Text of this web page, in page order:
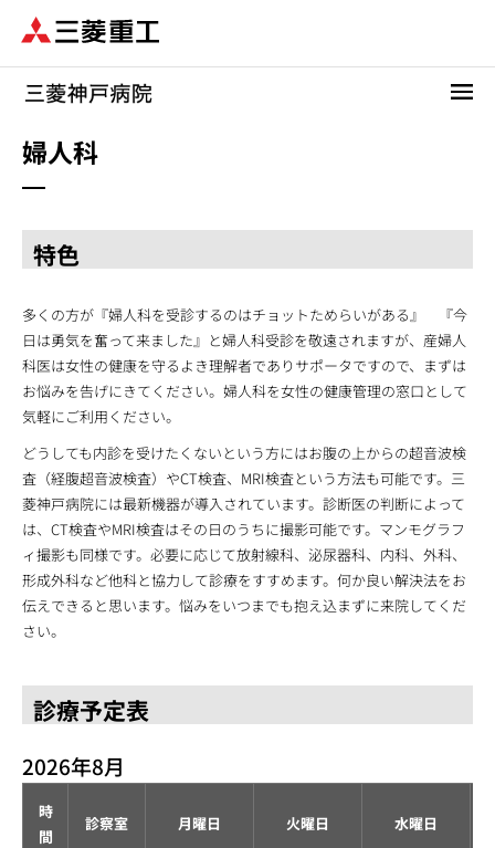
ン
婦人科
特色
多くの方が『婦人科を受診するのはチョットためらいがある』 『今
日は勇気を奮って来ました』と婦人科受診を敬遠されますが、産婦人
科医は女性の健康を守るよき理解者でありサポータですので、まずは
お悩みを告げにきてください。婦人科を女性の健康管理の窓口として
気軽にご利用ください。
どうしても内診を受けたくないという方にはお腹の上からの超音波検
査（経腹超音波検査）やCT検査、MRI検査という方法も可能です。三
菱神戸病院には最新機器が導入されています。診断医の判断によって
は、CT検査やMRI検査はその日のうちに撮影可能です。マンモグラフ
ィ撮影も同様です。必要に応じて放射線科、泌尿器科、内科、外科、
形成外科など他科と協力して診療をすすめます。何か良い解決法をお
伝えできると思います。悩みをいつまでも抱え込まずに来院してくだ
さい。
診療予定表
2026年8月
時
間
診察室 月曜日 火曜日 水曜日